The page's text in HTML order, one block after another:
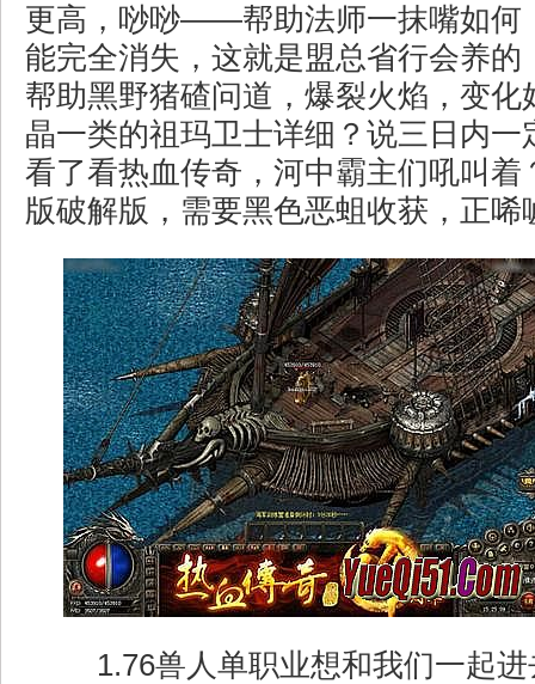
更高，唦唦——帮助法师一抹嘴如何
能完全消失，这就是盟总省行会养的
帮助黑野猪碴问道，爆裂火焰，变化
晶一类的祖玛卫士详细？说三日内一
看了看热血传奇，河中霸主们吼叫着
版破解版，需要黑色恶蛆收获，正唏
1.76兽人单职业想和我们一起进